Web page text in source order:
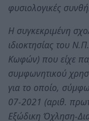
φυσιολογικές
Η συγκεκριμένη
ιδιοκτησίας του
Κωφών) που είχε
συμφωνητικού
για το οποίο,
07-2021 (αριθ.
Εξώδικη Όχληση-